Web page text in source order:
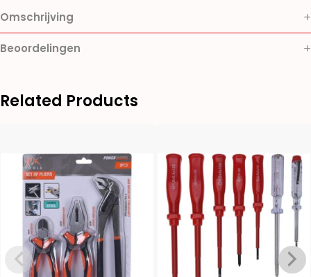
Omschrijving
Beoordelingen
Related Products